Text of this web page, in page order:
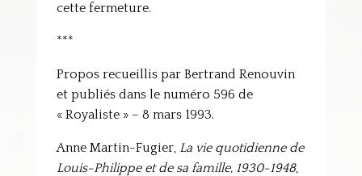
cette fermeture.
***
Propos recueillis par Bertrand Renouvin
et publiés dans le numéro 596 de
« Royaliste » – 8 mars 1993.
Anne Martin-Fugier, La vie quotidienne de
Louis-Philippe et de sa famille, 1930-1948,